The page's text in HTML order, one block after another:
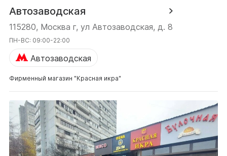
Автозаводская
115280, Москва г, ул Автозаводская, д. 8
ПН-ВС: 09:00-22:00
Автозаводская
Фирменный магазин "Красная икра"